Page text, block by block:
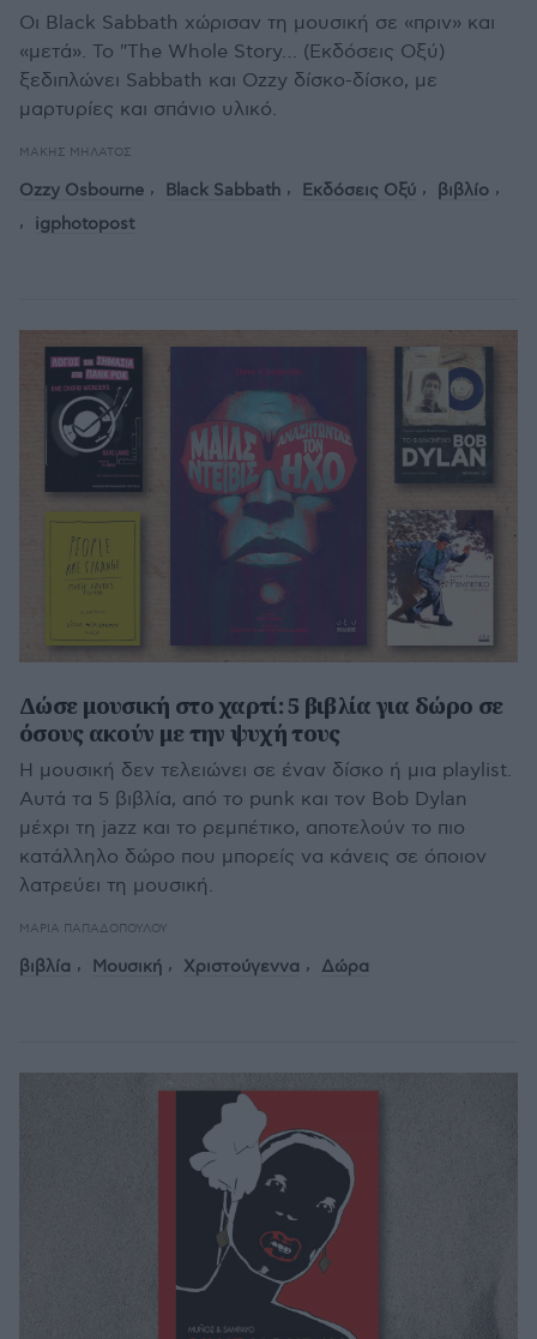
Οι Black Sabbath χώρισαν τη μουσική σε «πριν» και
«μετά». Το "The Whole Story… (Εκδόσεις Οξύ)
ξεδιπλώνει Sabbath και Ozzy δίσκο-δίσκο, με
μαρτυρίες και σπάνιο υλικό.
ΜΆΚΗΣ ΜΗΛΆΤΟΣ
Ozzy Osbourne Black Sabbath Εκδόσεις Οξύ
βιβλίο
igphotopost
Δώσε μουσική στο χαρτί: 5 βιβλία για δώρο σε
όσους ακούν με την ψυχή τους
Η μουσική δεν τελειώνει σε έναν δίσκο ή μια playlist.
Αυτά τα 5 βιβλία, από το punk και τον Bob Dylan
μέχρι τη jazz και το ρεμπέτικο, αποτελούν το πιο
κατάλληλο δώρο που μπορείς να κάνεις σε όποιον
λατρεύει τη μουσική.
ΜΑΡΊΑ ΠΑΠΑΔΟΠΟΎΛΟΥ
βιβλία Μουσική Χριστούγεννα Δώρα